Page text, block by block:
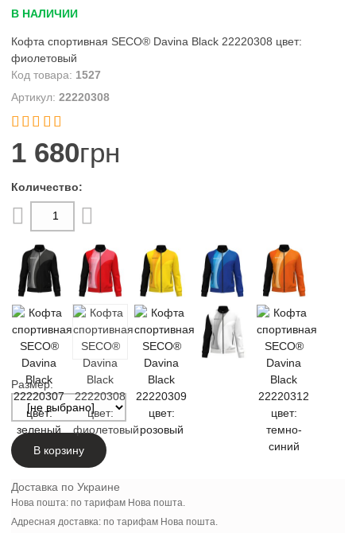
В НАЛИЧИИ
Кофта спортивная SECO® Davina Black 22220308 цвет:
фиолетовый
1527
22220308


1 680грн
Размер:
В корзину
Доставка по Украине
Нова пошта: по тарифам Нова пошта.
Адресная доставка: по тарифам Нова пошта.